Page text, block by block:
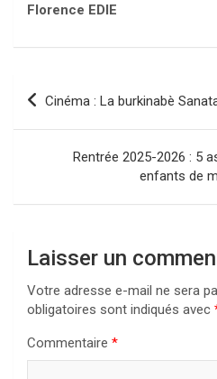
Florence EDIE
Navigation
l’article
Cinéma : La burkinabè
Rentrée 2025-2026 : 5
enfants de
Laisser un
Votre adresse e-mail ne sera
obligatoires sont indiqués avec
Commentaire *